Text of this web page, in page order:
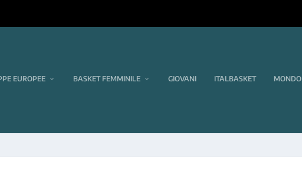
EUROPEE BASKET FEMMINILE GIOVANI ITALBASKET MONDO